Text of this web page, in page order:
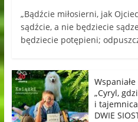
„Bądźcie miłosierni, jak
sądźcie, a nie będziecie
będziecie potępieni;
„Cyryl,
i
DWIE